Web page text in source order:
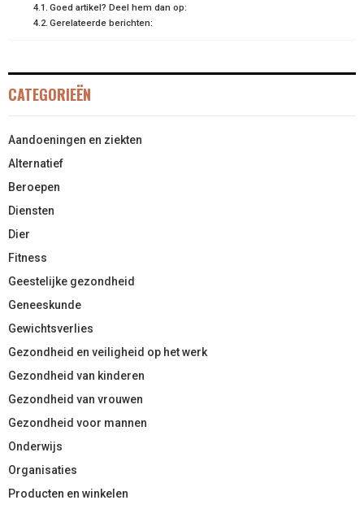
Goed artikel? Deel hem dan op:
Gerelateerde berichten:
CATEGORIEËN
Aandoeningen en ziekten
Alternatief
Beroepen
Diensten
Dier
Fitness
Geestelijke gezondheid
Geneeskunde
Gewichtsverlies
Gezondheid en veiligheid op het werk
Gezondheid van kinderen
Gezondheid van vrouwen
Gezondheid voor mannen
Onderwijs
Organisaties
Producten en winkelen